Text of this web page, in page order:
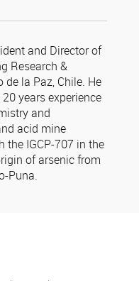
and Director of
Research &
de la Paz, Chile. He
years experience
and
acid mine
the IGCP-707 in the
of arsenic from
Puna.